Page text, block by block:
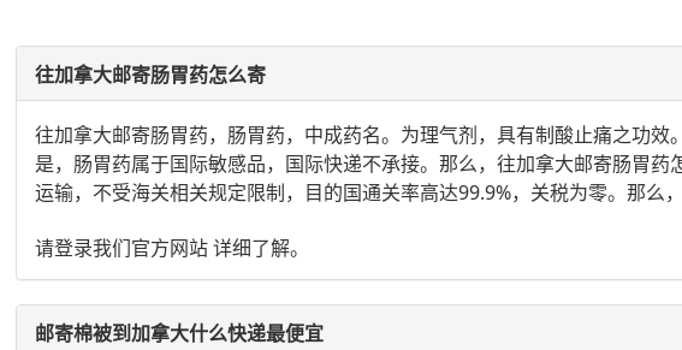
往加拿大邮寄肠胃药怎么寄
往加拿大邮寄肠胃药，肠胃药，中成药名。为理气剂，具有制酸止痛之功
是，肠胃药属于国际敏感品，国际快递不承接。那么，往加拿大邮寄肠胃
运输，不受海关相关规定限制，目的国通关率高达99.9%，关税为零。那么
请登录我们官方网站 详细了解。
邮寄棉被到加拿大什么快递最便宜